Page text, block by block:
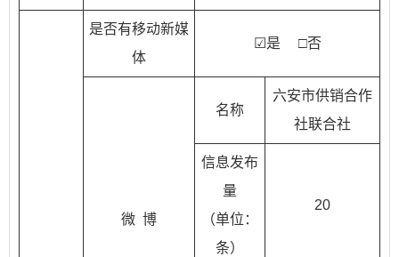
是否有移动新媒
体
☑是 □否
微 博
名称
六安市供销合作
社联合社
信息发布
量
（单位：
条）
20